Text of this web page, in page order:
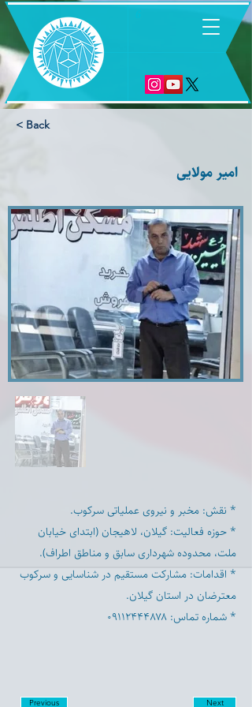
< Back
امیر مولایی
* نقش: مخبر و نیروی عملیاتی سرکوب.
* حوزه فعالیت: گیلان، لاهیجان (ابتدای خیابان
ملت، محدوده شهرداری سابق و مناطق اطراف).
* اقدامات: مشارکت مستقیم در شناسایی و سرکوب
معترضان در استان گیلان.
* شماره تماس: ۰۹۱۱۲۴۴۴۸۷۸
Previous Next